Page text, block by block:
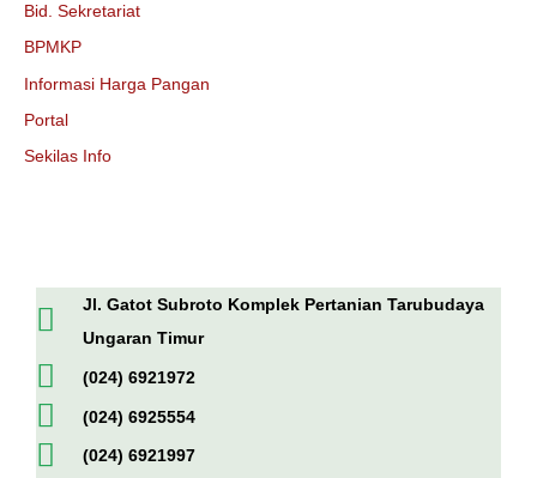
Bid. Sekretariat
BPMKP
Informasi Harga Pangan
Portal
Sekilas Info
Jl. Gatot Subroto Komplek Pertanian Tarubudaya
Ungaran Timur
(024) 6921972
(024) 6925554
(024) 6921997